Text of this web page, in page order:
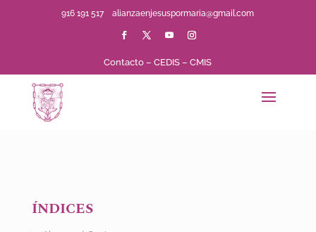
916 191 517alianzaenjesuspormaria@gmail.com
Contacto –CEDIS –CMIS
ÍNDICES